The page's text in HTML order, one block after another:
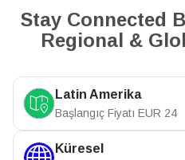
Stay Connected
Regional &
Latin Amerika
Başlangıç Fiyatı EUR 24
Küresel